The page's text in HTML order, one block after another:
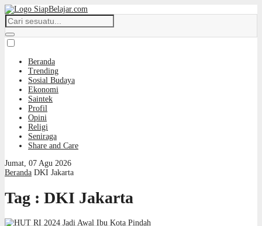
Beranda
Trending
Sosial Budaya
Ekonomi
Saintek
Profil
Opini
Religi
Seniraga
Share and Care
Jumat, 07 Agu 2026
Beranda DKI Jakarta
Tag : DKI Jakarta